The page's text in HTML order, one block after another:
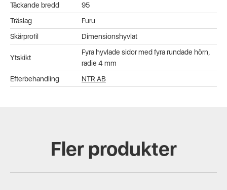
Täckande bredd
95
Träslag
Furu
Skärprofil
Dimensionshyvlat
Ytskikt
Fyra hyvlade sidor med fyra rundade hörn,
radie 4 mm
Efterbehandling
NTR AB
Fler produkter